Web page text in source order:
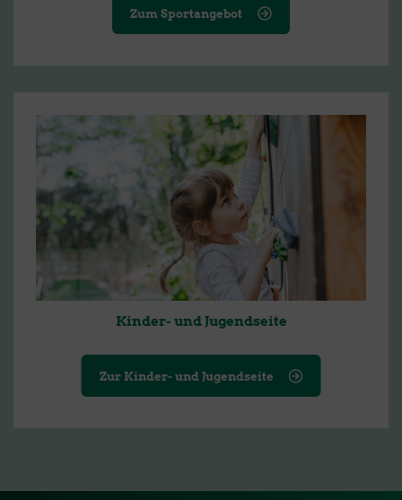
Zum Sportangebot
Kinder- und Jugendseite
Zur Kinder- und Jugendseite